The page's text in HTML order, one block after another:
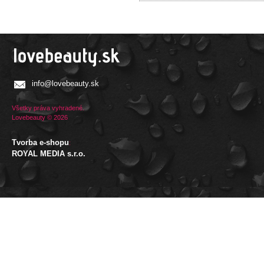
info@lovebeauty.sk
Všetky práva vyhradené.
Lovebeauty © 2026
Tvorba e-shopu:
ROYAL MEDIA s.r.o.